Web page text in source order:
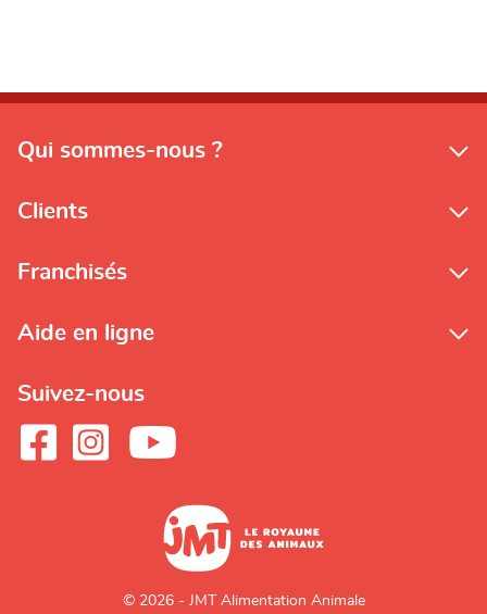
Qui sommes-nous ?
Clients
Franchisés
Aide en ligne
Suivez-nous
© 2026 - JMT Alimentation Animale